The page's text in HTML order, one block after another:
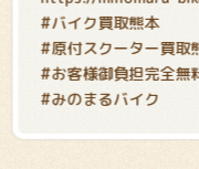
#バイク買取熊本
#原付スクーター買取
#お客様御負担完全無
#みのまるバイク